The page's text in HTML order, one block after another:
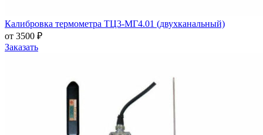
Калибровка термометра ТЦ3-МГ4.01 (двухканальный)
от 3500 ₽
Заказать